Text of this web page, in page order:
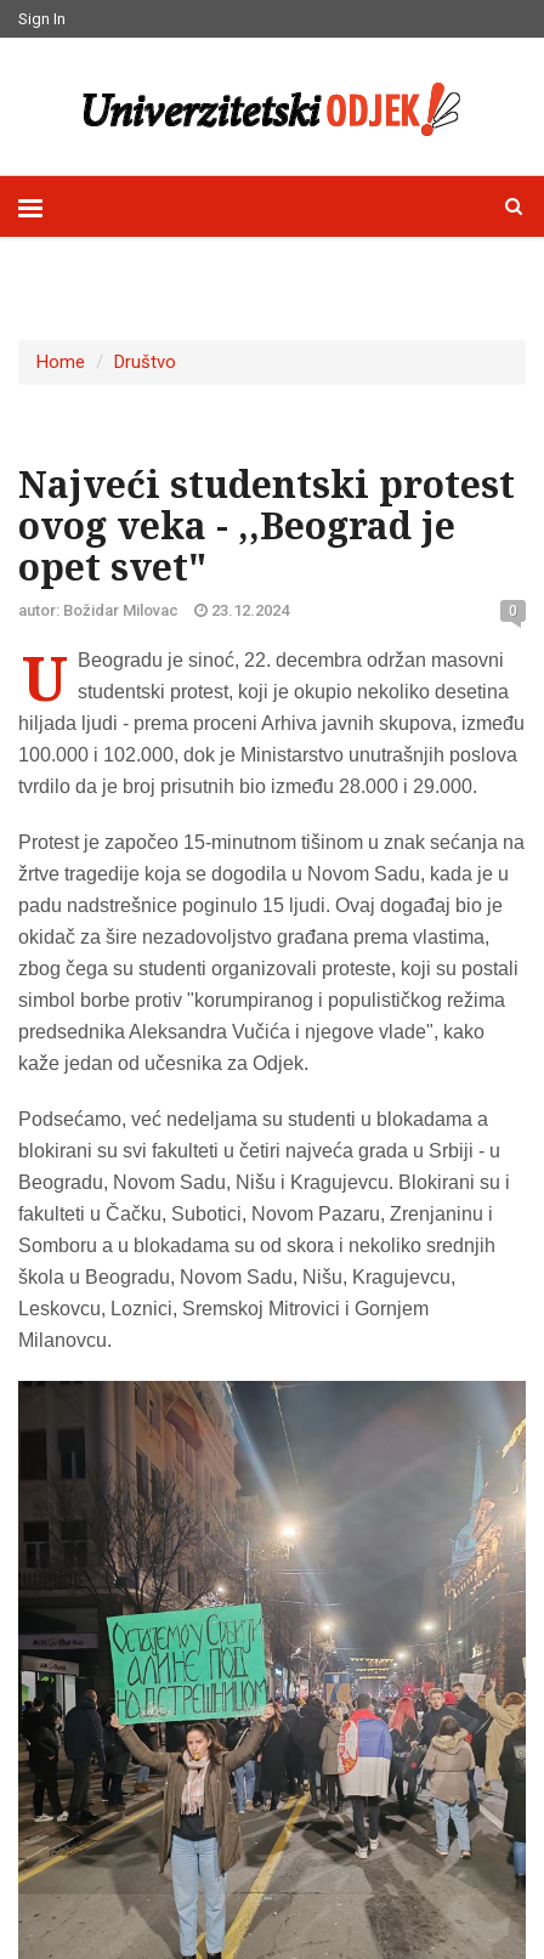
Sign In
Home Društvo
Najveći studentski protest
ovog veka - ,,Beograd je
opet svet"
autor: Božidar Milovac 23.12.2024 0
U
Beogradu je sinoć, 22. decembra održan masovni
studentski protest, koji je okupio nekoliko desetina
hiljada ljudi - prema proceni Arhiva javnih skupova, između
100.000 i 102.000, dok je Ministarstvo unutrašnjih poslova
tvrdilo da je broj prisutnih bio između 28.000 i 29.000.
Protest je započeo 15-minutnom tišinom u znak sećanja na
žrtve tragedije koja se dogodila u Novom Sadu, kada je u
padu nadstrešnice poginulo 15 ljudi. Ovaj događaj bio je
okidač za šire nezadovoljstvo građana prema vlastima,
zbog čega su studenti organizovali proteste, koji su postali
simbol borbe protiv "korumpiranog i populističkog režima
predsednika Aleksandra Vučića i njegove vlade", kako
kaže jedan od učesnika za Odjek.
Podsećamo, već nedeljama su studenti u blokadama a
blokirani su svi fakulteti u četiri najveća grada u Srbiji - u
Beogradu, Novom Sadu, Nišu i Kragujevcu. Blokirani su i
fakulteti u Čačku, Subotici, Novom Pazaru, Zrenjaninu i
Somboru a u blokadama su od skora i nekoliko srednjih
škola u Beogradu, Novom Sadu, Nišu, Kragujevcu,
Leskovcu, Loznici, Sremskoj Mitrovici i Gornjem
Milanovcu.